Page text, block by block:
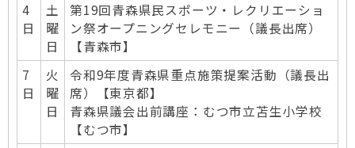
4
日
土
曜
日
第19回青森県民スポーツ・レクリエーショ
ン祭オープニングセレモニー（議長出席）
【青森市】
7
日
火
曜
日
令和9年度青森県重点施策提案活動（議長出
席）【東京都】
青森県議会出前講座：むつ市立苫生小学校
【むつ市】